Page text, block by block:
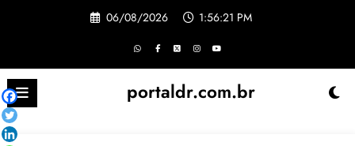
06/08/2026 1:56:22 PM
portaldr.com.br